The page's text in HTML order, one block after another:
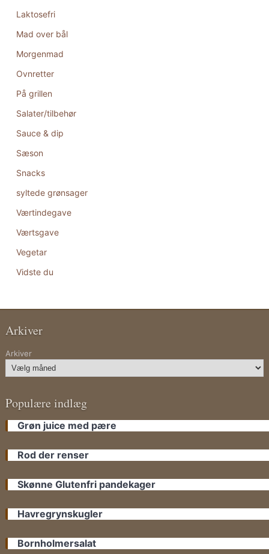
Laktosefri
Mad over bål
Morgenmad
Ovnretter
På grillen
Salater/tilbehør
Sauce & dip
Sæson
Snacks
syltede grønsager
Værtindegave
Værtsgave
Vegetar
Vidste du
Arkiver
Arkiver
Populære indlæg
Grøn juice med pære
Rod der renser
Skønne Glutenfri pandekager
Havregrynskugler
Bornholmersalat